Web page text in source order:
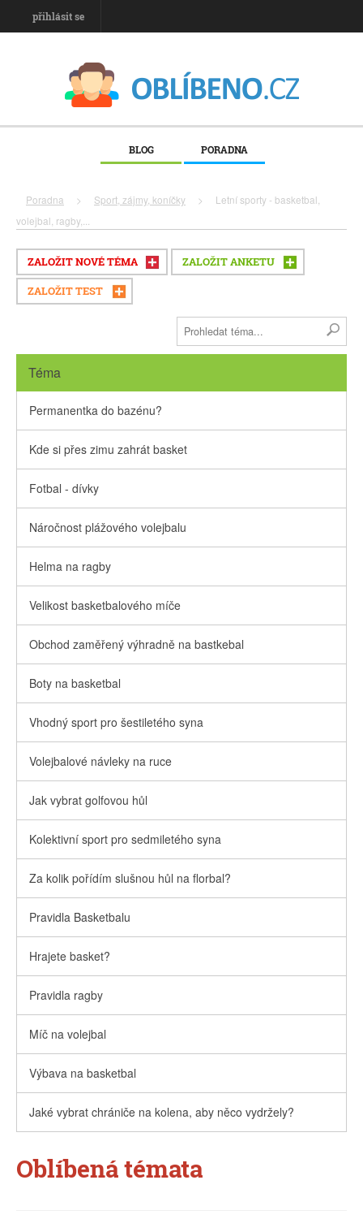
přihlásit se
BLOG PORADNA
Poradna > Sport, zájmy, koníčky >
Letní sporty - basketbal,
volejbal, ragby,...
ZALOŽIT NOVÉ TÉMA ZALOŽIT ANKETU
ZALOŽIT TEST
Téma
Permanentka do bazénu?
Kde si přes zimu zahrát basket
Fotbal - dívky
Náročnost plážového volejbalu
Helma na ragby
Velikost basketbalového míče
Obchod zaměřený výhradně na bastkebal
Boty na basketbal
Vhodný sport pro šestiletého syna
Volejbalové návleky na ruce
Jak vybrat golfovou hůl
Kolektivní sport pro sedmiletého syna
Za kolik pořídím slušnou hůl na florbal?
Pravidla Basketbalu
Hrajete basket?
Pravidla ragby
Míč na volejbal
Výbava na basketbal
Jaké vybrat chrániče na kolena, aby něco vydržely?
Oblíbená témata